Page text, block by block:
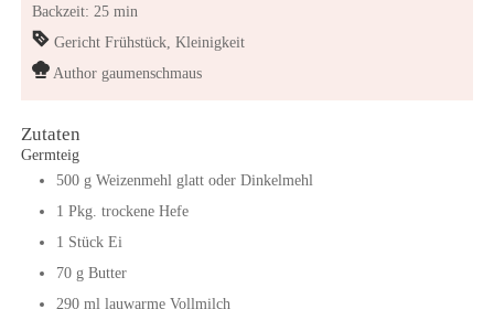
Backzeit: 25 min
Gericht Frühstück, Kleinigkeit
Author gaumenschmaus
Zutaten
Germteig
500 g Weizenmehl glatt oder Dinkelmehl
1 Pkg. trockene Hefe
1 Stück Ei
70 g Butter
290 ml lauwarme Vollmilch